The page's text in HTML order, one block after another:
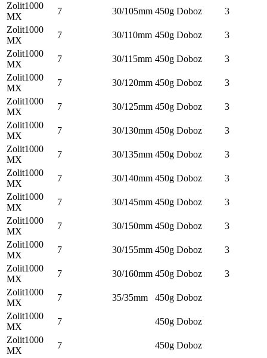
Zolit1000
MX
7 30/105mm 450g Doboz
3
Zolit1000
MX
7 30/110mm 450g Doboz
3
Zolit1000
MX
7 30/115mm 450g Doboz
3
Zolit1000
MX
7 30/120mm 450g Doboz
3
Zolit1000
MX
7 30/125mm 450g Doboz
3
Zolit1000
MX
7 30/130mm 450g Doboz
3
Zolit1000
MX
7 30/135mm 450g Doboz
3
Zolit1000
MX
7 30/140mm 450g Doboz
3
Zolit1000
MX
7 30/145mm 450g Doboz
3
Zolit1000
MX
7 30/150mm 450g Doboz
3
Zolit1000
MX
7 30/155mm 450g Doboz
3
Zolit1000
MX
7 30/160mm 450g Doboz
3
Zolit1000
MX
7 35/35mm 450g Doboz
Zolit1000
MX
7 450g Doboz
Zolit1000
MX
7 450g Doboz